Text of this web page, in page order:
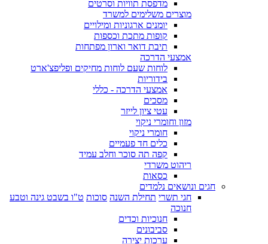
מדפסת תוויות וסרטים
מוצרים משלימים למשרד
יומנים ארגוניות ומילויים
קופות מתכת וכספות
תיבת דואר וארון מפתחות
אמצעי הדרכה
לוחות שעם לוחות מחיקים ופליפצ'ארט
בידוריות
אמצעי הדרכה - כללי
מסכים
עטי ציון לייזר
מזון וחומרי ניקוי
חומרי ניקוי
כלים חד פעמיים
קפה תה סוכר וחלב עמיד
ריהוט משרדי
כסאות
חגים ונושאים נלמדים
חגי תשרי תחילת השנה סוכות ט"ו בשבט גינה וטבע
חנוכה
חנוכיות וכדים
סביבונים
ערכות יצירה